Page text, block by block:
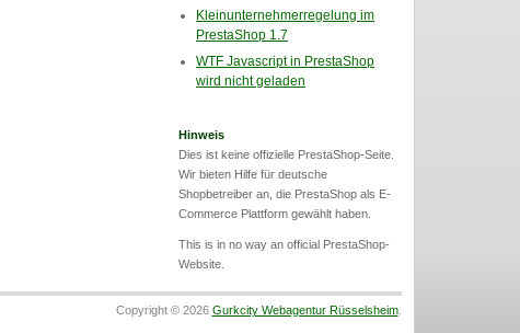
Kleinunternehmerregelung im
PrestaShop 1.7
WTF Javascript in PrestaShop
wird nicht geladen
Hinweis
Dies ist keine offizielle PrestaShop-Seite.
Wir bieten Hilfe für deutsche
Shopbetreiber an, die PrestaShop als E-
Commerce Plattform gewählt haben.
This is in no way an official PrestaShop-
Website.
Copyright © 2026 Gurkcity Webagentur Rüsselsheim.